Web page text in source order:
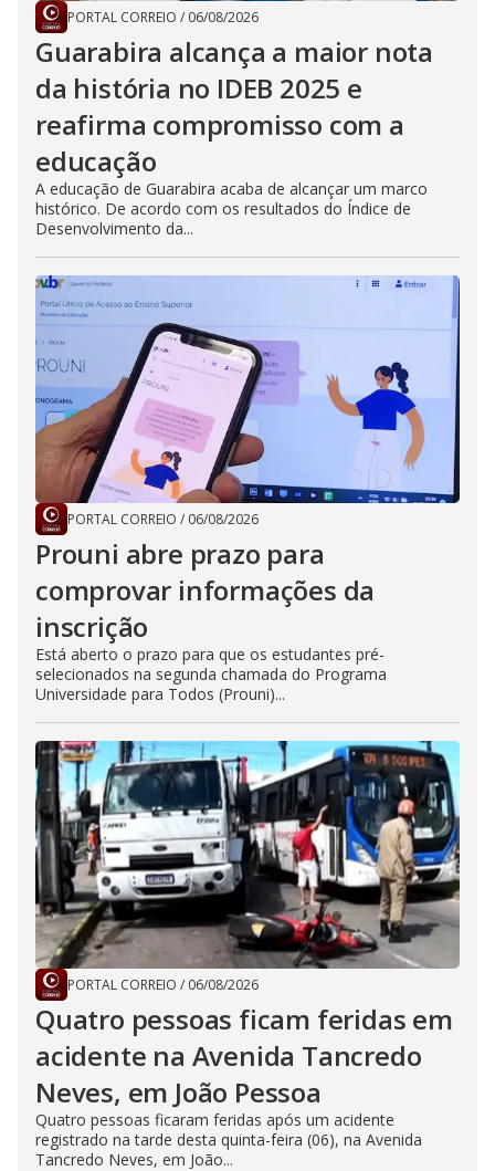
PORTAL CORREIO / 06/08/2026
Guarabira alcança a maior nota
da história no IDEB 2025 e
reafirma compromisso com a
educação
A educação de Guarabira acaba de alcançar um marco
histórico. De acordo com os resultados do Índice de
Desenvolvimento da...
PORTAL CORREIO / 06/08/2026
Prouni abre prazo para
comprovar informações da
inscrição
Está aberto o prazo para que os estudantes pré-
selecionados na segunda chamada do Programa
Universidade para Todos (Prouni)...
PORTAL CORREIO / 06/08/2026
Quatro pessoas ficam feridas em
acidente na Avenida Tancredo
Neves, em João Pessoa
Quatro pessoas ficaram feridas após um acidente
registrado na tarde desta quinta-feira (06), na Avenida
Tancredo Neves, em João...